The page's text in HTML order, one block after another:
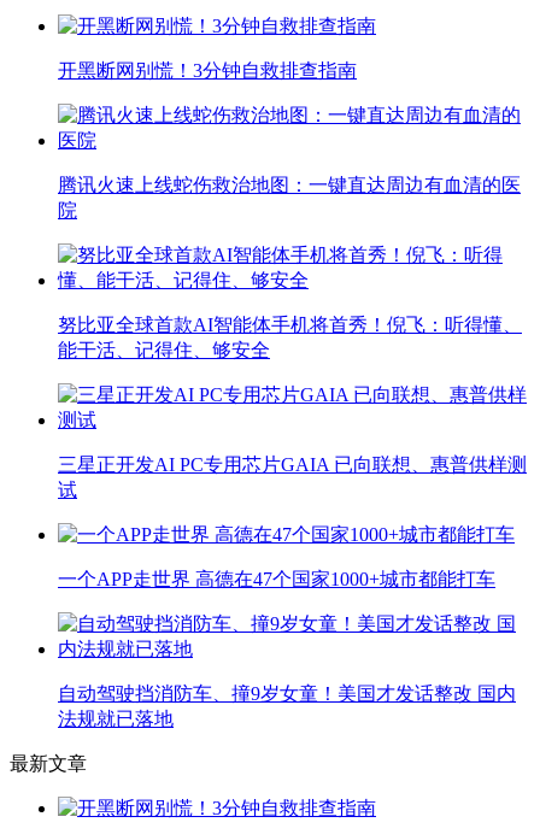
开黑断网别慌！3分钟自救排查指南
腾讯火速上线蛇伤救治地图：一键直达周边有血清的医
院
努比亚全球首款AI智能体手机将首秀！倪飞：听得懂、
能干活、记得住、够安全
三星正开发AI PC专用芯片GAIA 已向联想、惠普供样测
试
一个APP走世界 高德在47个国家1000+城市都能打车
自动驾驶挡消防车、撞9岁女童！美国才发话整改 国内
法规就已落地
最新文章